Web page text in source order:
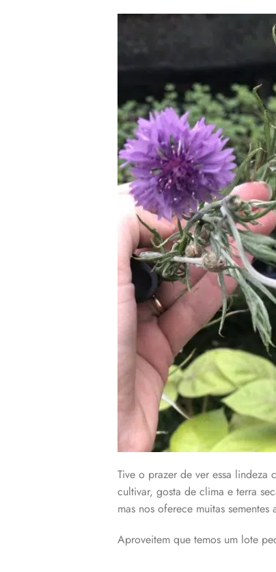
Tive o prazer de ver essa lindeza
cultivar, gosta de clima e terra
mas nos oferece muitas sementes
Aproveitem que temos um lote